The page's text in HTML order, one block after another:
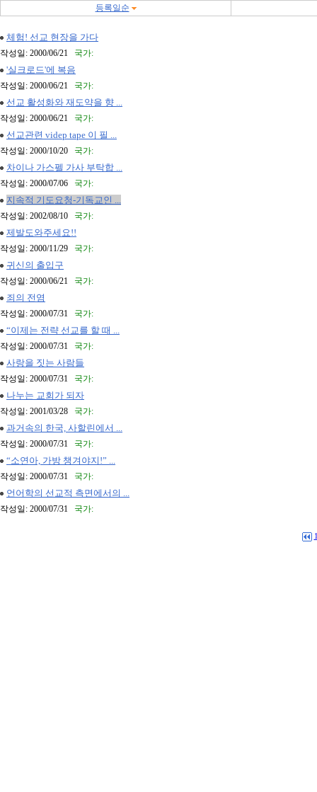
등록일순
체험! 선교 현장을 가다
작성일: 2000/06/21 국가:
'실크로드'에 복음
작성일: 2000/06/21 국가:
선교 활성화와 재도약을 향 ...
작성일: 2000/06/21 국가:
선교관련 videp tape 이 필 ...
작성일: 2000/10/20 국가:
차이나 가스펠 가사 부탁합 ...
작성일: 2000/07/06 국가:
지속적 기도요청-기독교인 ...
작성일: 2002/08/10 국가:
제발도와주세요!!
작성일: 2000/11/29 국가:
귀신의 출입구
작성일: 2000/06/21 국가:
죄의 전염
작성일: 2000/07/31 국가:
“이제는 전략 선교를 할 때 ...
작성일: 2000/07/31 국가:
사랑을 짓는 사람들
작성일: 2000/07/31 국가:
나누는 교회가 되자
작성일: 2001/03/28 국가:
과거속의 한국, 사할린에서 ...
작성일: 2000/07/31 국가:
“소연아, 가방 챙겨야지!” ...
작성일: 2000/07/31 국가:
언어학의 선교적 측면에서의 ...
작성일: 2000/07/31 국가: